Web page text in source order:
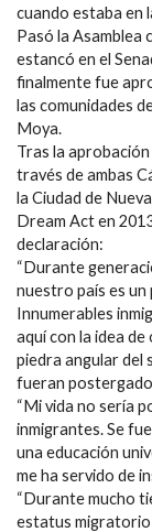
cuando estaba en
Pasó la Asamblea
estancó en el
finalmente fue
las comunidades
Moya.
Tras la
través de ambas
la Ciudad de
Dream Act en
declaración:
“Durante
nuestro país es un
Innumerables
aquí con la idea
piedra angular del
fueran
“Mi vida no sería
inmigrantes. Se
una educación
me ha servido de
“Durante mucho
estatus migratorio